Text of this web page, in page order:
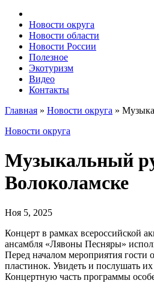
Новости округа
Новости области
Новости России
Полезное
Экотуризм
Видео
Контакты
Главная » Новости округа »
Новости округа
Музыкальный
Волоколамске
Ноя 5, 2025
Концерт в рамках всероссийской
ансамбля «Лявоны Песняры»
Перед началом мероприятия гости
пластинок. Увидеть и послушать
Концертную часть программы